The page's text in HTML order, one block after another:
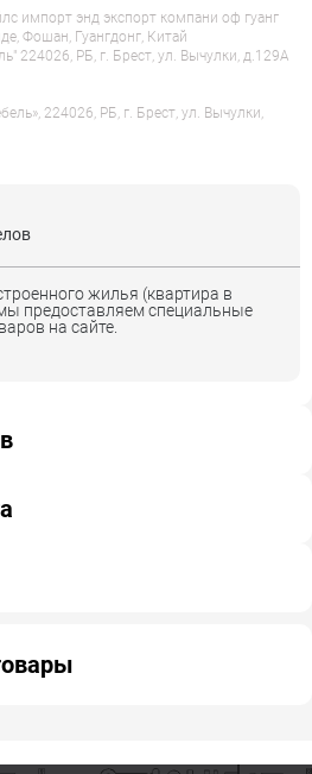
импорт энд экспорт компани оф гуанг
Фошан, Гуангдонг, Китай
224026, РБ, г. Брест, ул. Вычулки, д.129А
224026, РБ, г. Брест, ул. Вычулки,
жилья (квартира в
предоставляем специальные
на сайте.